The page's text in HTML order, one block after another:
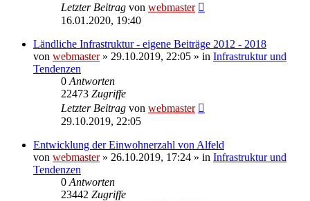
Letzter Beitrag von webmaster
16.01.2020, 19:40
Ländliche Infrastruktur - eigene Beiträge 2012 - 2018
von webmaster» 29.10.2019, 22:05 » in Infrastruktur und
Tendenzen
0 Antworten
22473 Zugriffe
Letzter Beitrag von webmaster
29.10.2019, 22:05
Entwicklung der Einwohnerzahl von Alfeld
von webmaster» 26.10.2019, 17:24 » in Infrastruktur und
Tendenzen
0 Antworten
23442 Zugriffe